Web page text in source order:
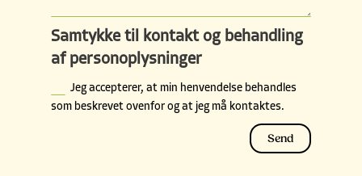
Samtykke til kontakt og behandling
af personoplysninger
Jeg accepterer, at min henvendelse behandles
som beskrevet ovenfor og at jeg må kontaktes.
Send